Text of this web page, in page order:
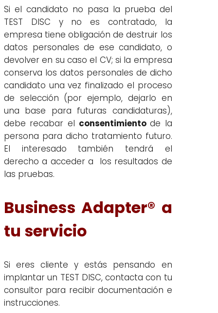
Si el candidato no pasa la prueba del
TEST DISC y no es contratado, la
empresa tiene obligación de destruir los
datos personales de ese candidato, o
devolver en su caso el CV; si la empresa
conserva los datos personales de dicho
candidato una vez finalizado el proceso
de selección (por ejemplo, dejarlo en
una base para futuras candidaturas),
debe recabar el consentimientode la
persona para dicho tratamiento futuro.
El interesado también tendrá el
derecho a acceder a los resultados de
las pruebas.
Business Adapter® a
tu servicio
Si eres cliente y estás pensando en
implantar un TEST DISC, contacta con tu
consultor para recibir documentación e
instrucciones.